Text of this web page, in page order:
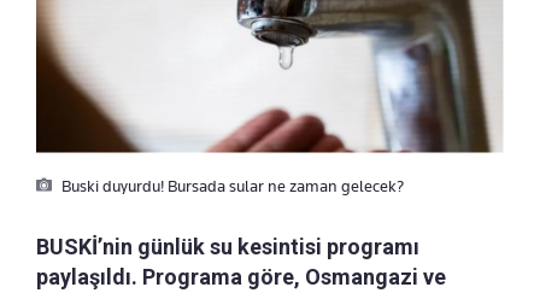
Buski duyurdu! Bursada sular ne zaman gelecek?
BUSKİ’nin günlük su kesintisi programı
paylaşıldı. Programa göre, Osmangazi ve